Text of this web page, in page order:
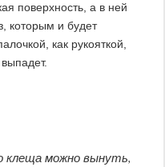
поверхность, а в ней
которым и будет
как рукояткой,
клеща можно вынуть,